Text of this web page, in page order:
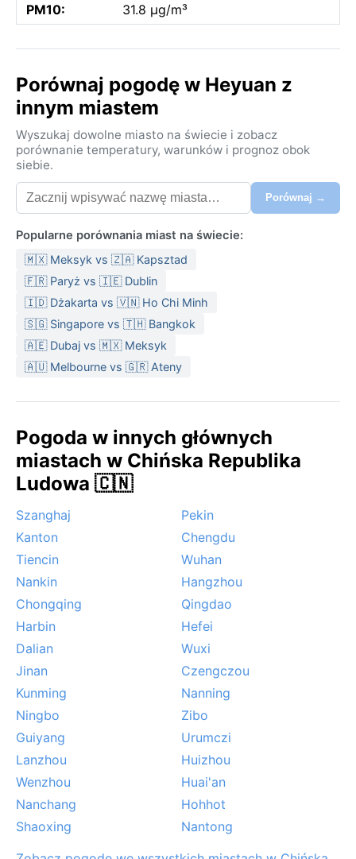
PM10:
31.8 µg/m³
Porównaj pogodę w Heyuan z
innym miastem
Wyszukaj dowolne miasto na świecie i zobacz
porównanie temperatury, warunków i prognoz obok
siebie.
Porównaj →
Popularne porównania miast na świecie:
🇲🇽 Meksyk vs 🇿🇦 Kapsztad
🇫🇷 Paryż vs 🇮🇪 Dublin
🇮🇩 Dżakarta vs 🇻🇳 Ho Chi Minh
🇸🇬 Singapore vs 🇹🇭 Bangkok
🇦🇪 Dubaj vs 🇲🇽 Meksyk
🇦🇺 Melbourne vs 🇬🇷 Ateny
Pogoda w innych głównych
miastach w Chińska Republika
Ludowa 🇨🇳
Szanghaj
Pekin
Kanton
Chengdu
Tiencin
Wuhan
Nankin
Hangzhou
Chongqing
Qingdao
Harbin
Hefei
Dalian
Wuxi
Jinan
Czengczou
Kunming
Nanning
Ningbo
Zibo
Guiyang
Urumczi
Lanzhou
Huizhou
Wenzhou
Huai'an
Nanchang
Hohhot
Shaoxing
Nantong